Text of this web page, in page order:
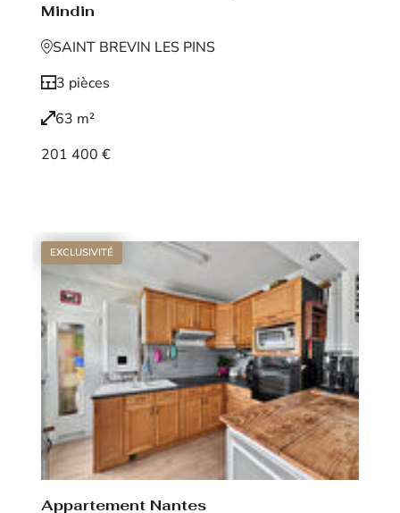
Mindin
SAINT BREVIN LES PINS
3 pièces
63 m²
201 400 €
EXCLUSIVITÉ
Appartement Nantes